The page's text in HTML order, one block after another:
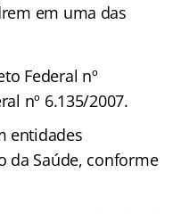
em uma das
Federal nº
nº 6.135/2007.
entidades
da Saúde, conforme